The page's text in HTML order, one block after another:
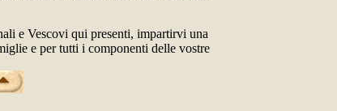
e Vescovi qui presenti, impartirvi una
e per tutti i componenti delle vostre